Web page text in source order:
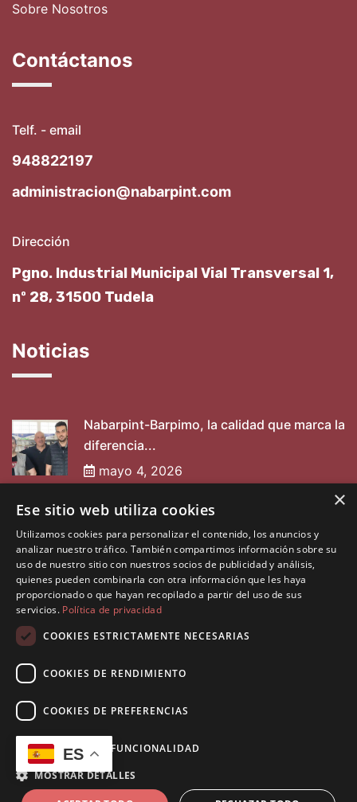
Sobre Nosotros
Contáctanos
Telf. - email
948822197
administracion@nabarpint.com
Dirección
Pgno. Industrial Municipal Vial Transversal 1,
nº 28, 31500 Tudela
Noticias
Nabarpint-Barpimo, la calidad que marca la
diferencia...
mayo 4, 2026
mayo 2, 2025
©2026 Diseñado por
reservados.
Política de Privacidad
Aviso Legal
ES
×
Ese sitio web utiliza cookies
Utilizamos cookies para personalizar el contenido, los anuncios y
analizar nuestro tráfico. También compartimos información sobre su
uso de nuestro sitio con nuestros socios de publicidad y análisis,
quienes pueden combinarla con otra información que les haya
proporcionado o que hayan recopilado a partir del uso de sus
servicios. Política de privacidad
COOKIES ESTRICTAMENTE NECESARIAS
COOKIES DE RENDIMIENTO
COOKIES DE PREFERENCIAS
COOKIES DE FUNCIONALIDAD
MOSTRAR DETALLES